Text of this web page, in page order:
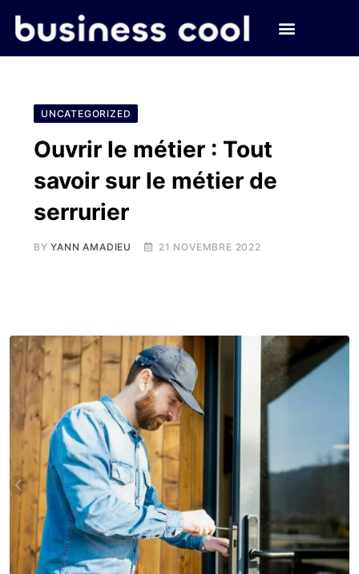
UNCATEGORIZED
Ouvrir le métier : Tout
savoir sur le métier de
serrurier
BYYANN AMADIEU 21 NOVEMBRE 2022